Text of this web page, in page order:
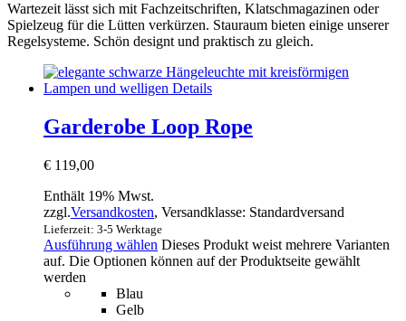
Wartezeit lässt sich mit Fachzeitschriften, Klatschmagazinen oder
Spielzeug für die Lütten verkürzen. Stauraum bieten einige unserer
Regelsysteme. Schön designt und praktisch zu gleich.
Garderobe Loop Rope
€ 119,00
Enthält 19% Mwst.
zzgl.Versandkosten, Versandklasse: Standardversand
Lieferzeit: 3-5 Werktage
Ausführung wählen Dieses Produkt weist mehrere Varianten
auf. Die Optionen können auf der Produktseite gewählt
werden
Blau
Gelb